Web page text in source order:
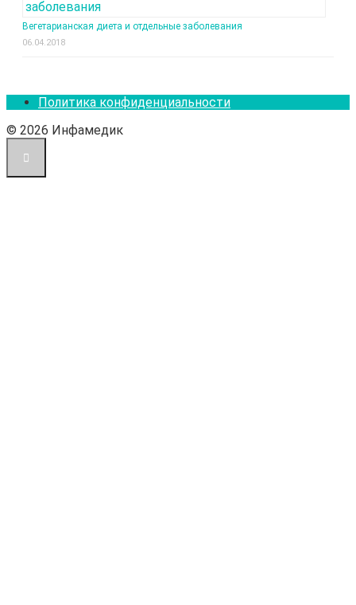
Вегетарианская диета и отдельные заболевания
06.04.2018
Политика конфиденциальности
© 2026 Инфамедик